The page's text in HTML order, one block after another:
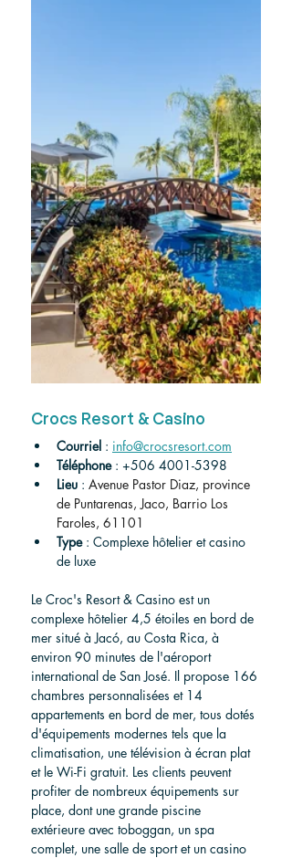
Crocs Resort & Casino
Courriel : info@crocsresort.com
Téléphone : +506 4001-5398
Lieu : Avenue Pastor Diaz, province
de Puntarenas, Jaco, Barrio Los
Faroles, 61101
Type : Complexe hôtelier et casino
de luxe
Le Croc's Resort & Casino est un
complexe hôtelier 4,5 étoiles en bord de
mer situé à Jacó, au Costa Rica, à
environ 90 minutes de l'aéroport
international de San José. Il propose 166
chambres personnalisées et 14
appartements en bord de mer, tous dotés
d'équipements modernes tels que la
climatisation, une télévision à écran plat
et le Wi-Fi gratuit. Les clients peuvent
profiter de nombreux équipements sur
place, dont une grande piscine
extérieure avec toboggan, un spa
complet, une salle de sport et un casino